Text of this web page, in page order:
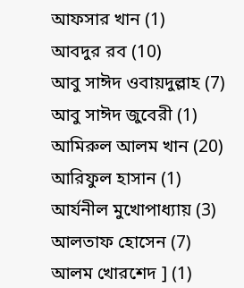
আফসার খান (1)
আবদুর রব (10)
আবু সাঈদ ওবায়দুল্লাহ (7)
আবু সাঈদ জুবেরী (1)
আমিরুল আলম খান (20)
আরিফুল হাসান (1)
আর্যনীল মুখোপাধ্যায় (3)
আলতাফ হোসেন (7)
আলম খোরশেদ ] (1)